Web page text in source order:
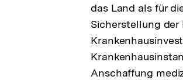
das Land als für
Sicherstellung der
Anschaffung